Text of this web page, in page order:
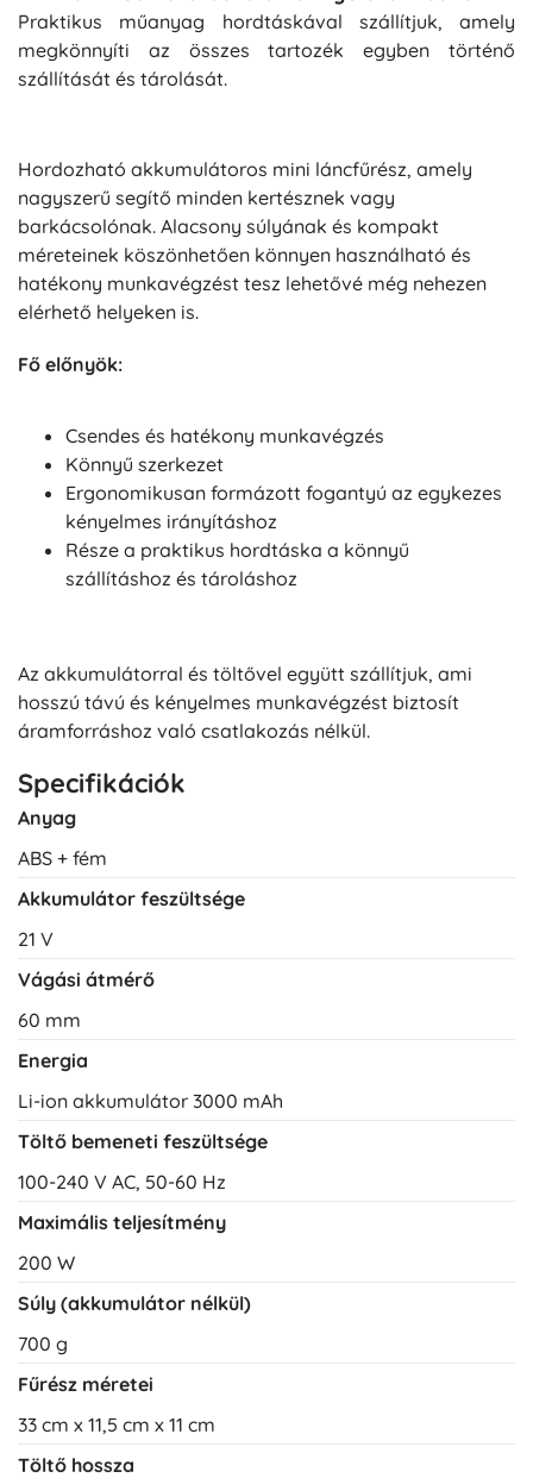
Praktikus műanyag hordtáskával szállítjuk, amely
megkönnyíti az összes tartozék egyben történő
szállítását és tárolását.
Hordozható akkumulátoros mini láncfűrész, amely
nagyszerű segítő minden kertésznek vagy
barkácsolónak. Alacsony súlyának és kompakt
méreteinek köszönhetően könnyen használható és
hatékony munkavégzést tesz lehetővé még nehezen
elérhető helyeken is.
Fő előnyök:
Csendes és hatékony munkavégzés
Könnyű szerkezet
Ergonomikusan formázott fogantyú az egykezes
kényelmes irányításhoz
Része a praktikus hordtáska a könnyű
szállításhoz és tároláshoz
Az akkumulátorral és töltővel együtt szállítjuk, ami
hosszú távú és kényelmes munkavégzést biztosít
áramforráshoz való csatlakozás nélkül.
Specifikációk
Anyag
ABS + fém
Akkumulátor feszültsége
21 V
Vágási átmérő
60 mm
Energia
Li-ion akkumulátor 3000 mAh
Töltő bemeneti feszültsége
100-240 V AC, 50-60 Hz
Maximális teljesítmény
200 W
Súly (akkumulátor nélkül)
700 g
Fűrész méretei
33 cm x 11,5 cm x 11 cm
Töltő hossza